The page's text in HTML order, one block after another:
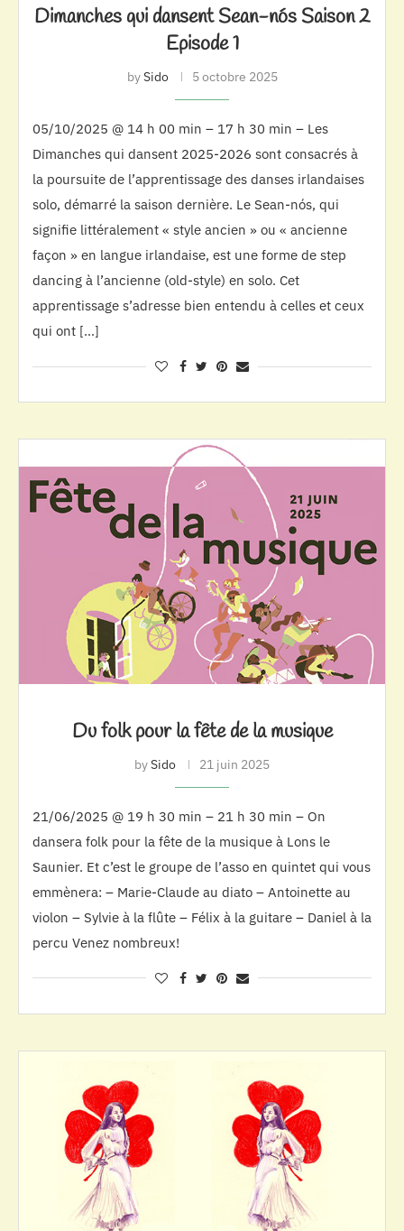
Dimanches qui dansent Sean-nós Saison 2
Episode 1
bySido 5 octobre 2025
05/10/2025 @ 14 h 00 min – 17 h 30 min – Les
Dimanches qui dansent 2025-2026 sont consacrés à
la poursuite de l’apprentissage des danses irlandaises
solo, démarré la saison dernière. Le Sean-nós, qui
signifie littéralement « style ancien » ou « ancienne
façon » en langue irlandaise, est une forme de step
dancing à l’ancienne (old-style) en solo. Cet
apprentissage s’adresse bien entendu à celles et ceux
qui ont […]
Du folk pour la fête de la musique
bySido 21 juin 2025
21/06/2025 @ 19 h 30 min – 21 h 30 min – On
dansera folk pour la fête de la musique à Lons le
Saunier. Et c’est le groupe de l’asso en quintet qui vous
emmènera: – Marie-Claude au diato – Antoinette au
violon – Sylvie à la flûte – Félix à la guitare – Daniel à la
percu Venez nombreux!